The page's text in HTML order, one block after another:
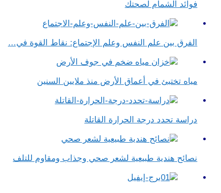
فوائد الشمام لصحتك
الفرق بين علم النفس وعلم الإجتماع​: نقاط القوة في…
مياه تختبئ في أعماق الأرض منذ ملايين السنين
دراسة تحدد درجة الحرارة القاتلة
نصائح هندية طبيعية لشعر صحي وجذاب ومقاوم للتلف